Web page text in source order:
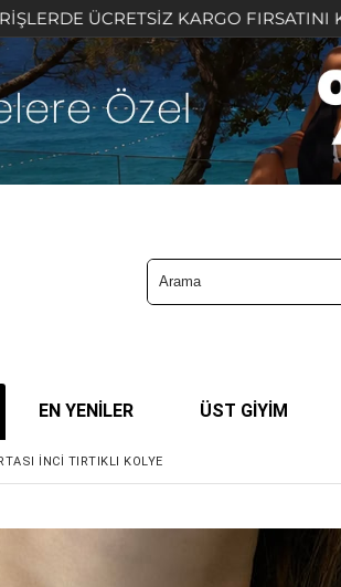
KARGO FIRSATINI KAÇIRMAYIN! 🤍
EN YENİLER ÜST GİYİM
İNCİ TIRTIKLI KOLYE